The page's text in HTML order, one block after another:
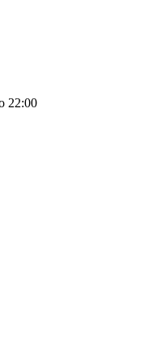
22:00